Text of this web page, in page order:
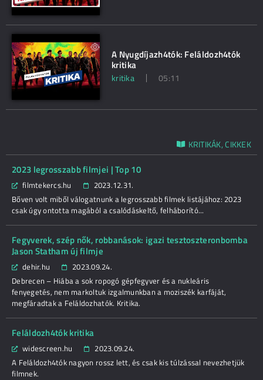
A Nyugdíjazh4tók: Feláldozh4tók
kritika
kritika 05:11
KRITIKÁK, CIKKEK
2023 legrosszabb filmjei | Top 10
filmtekercs.hu
2023.12.31.
Bőven volt miből válogatnunk a legrosszabb filmek listájához: 2023
csak úgy ontotta magából a csalódáskeltő, felháborító...
Fegyverek, szép nők, robbanások: igazi tesztoszteronbomba
Jason Statham új filmje
dehir.hu
2023.09.24.
Debrecen – Hiába a sok ropogó gépfegyver és a nukleáris
fenyegetés, nem markoltuk izgalmunkban a moziszék karfáját,
megfáradtak a Feláldozhatók. Kritika.
Feláldozh4tók kritika
widescreen.hu
2023.09.24.
A Feláldozh4tók nagyon rossz lett, és csak kis túlzással nevezhetjük
filmnek.